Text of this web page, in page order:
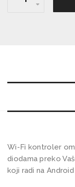
E
k
o
n
Wi-Fi kontroler
diodama preko
koji radi na